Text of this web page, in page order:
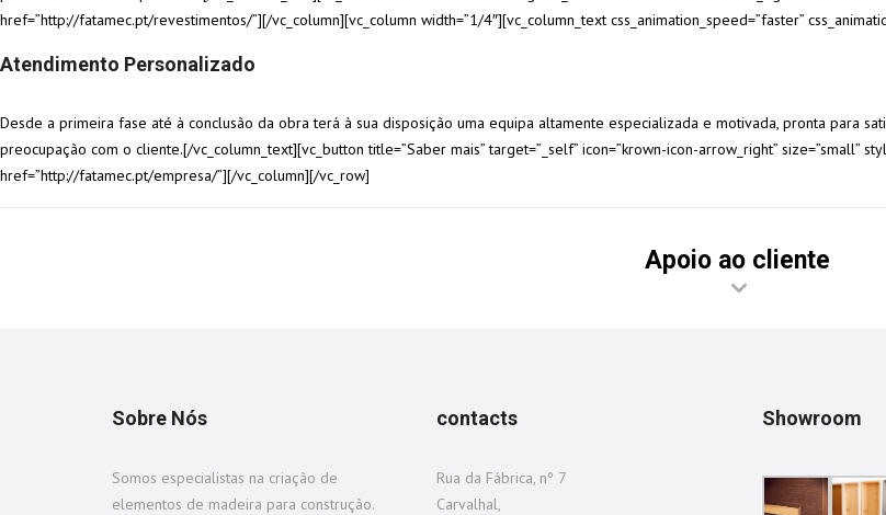
href=”http://fatamec.pt/revestimentos/”][/vc_column][vc_column width=”1/4″][vc_column_text css_animation_speed=”faster”
Atendimento Personalizado
Desde a primeira fase até à conclusão da obra terá à sua disposição uma equipa altamente especializada e motivada, pronta para
preocupação com o cliente.[/vc_column_text][vc_button title=”Saber mais” target=”_self” icon=”krown-icon-arrow_right” size=”small”
href=”http://fatamec.pt/empresa/”][/vc_column][/vc_row]
Apoio ao cliente
Sobre Nós
Somos especialistas na criação de
elementos de madeira para construção.
contacts
Rua da Fábrica, nº 7
Carvalhal,
Showroom